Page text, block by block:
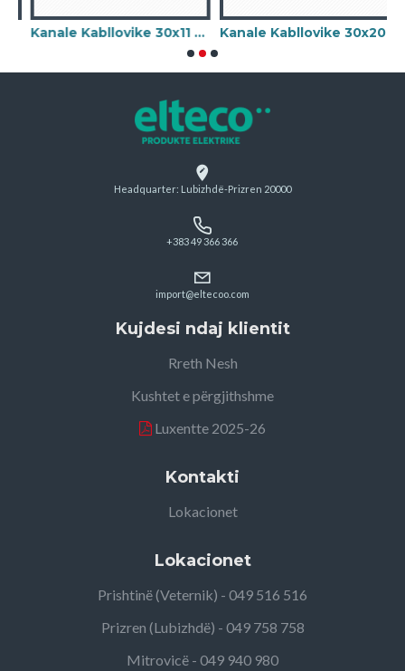
Kanale Kabllovike 30x11 me ngjites Kanale Kabllovike 30x20 me ngjites
Headquarter: Lubizhdë-Prizren 20000
+383 49 366 366
import@eltecoo.com
Kujdesi ndaj klientit
Rreth Nesh
Kushtet e përgjithshme
Luxentte 2025-26
Kontakti
Lokacionet
Lokacionet
Prishtinë (Veternik) - 049 516 516
Prizren (Lubizhdë) - 049 758 758
Mitrovicë - 049 940 980